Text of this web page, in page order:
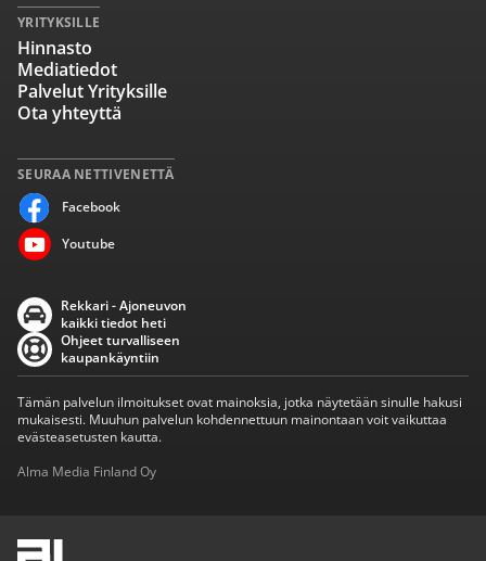
SEURAA NETTIVENETTÄ
Facebook
Youtube
YRITYKSILLE
Hinnasto
Mediatiedot
Palvelut Yrityksille
Ota yhteyttä
Rekkari - Ajoneuvon
kaikki tiedot heti
Ohjeet turvalliseen
kaupankäyntiin
Tämän palvelun ilmoitukset ovat mainoksia, jotka näytetään sinulle hakusi
mukaisesti. Muuhun palvelun kohdennettuun mainontaan voit vaikuttaa
evästeasetusten kautta.
Alma Media Finland Oy